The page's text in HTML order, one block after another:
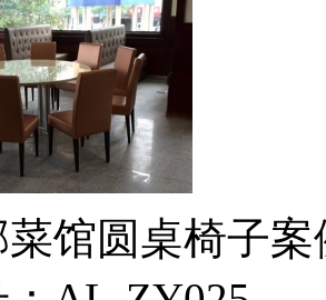
馆圆桌椅子案